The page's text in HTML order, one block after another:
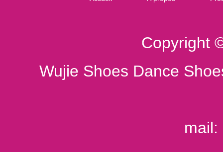
Copyright
Wujie Shoes Dance